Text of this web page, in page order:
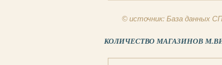
© источник: База данных
КОЛИЧЕСТВО МАГАЗИНОВ